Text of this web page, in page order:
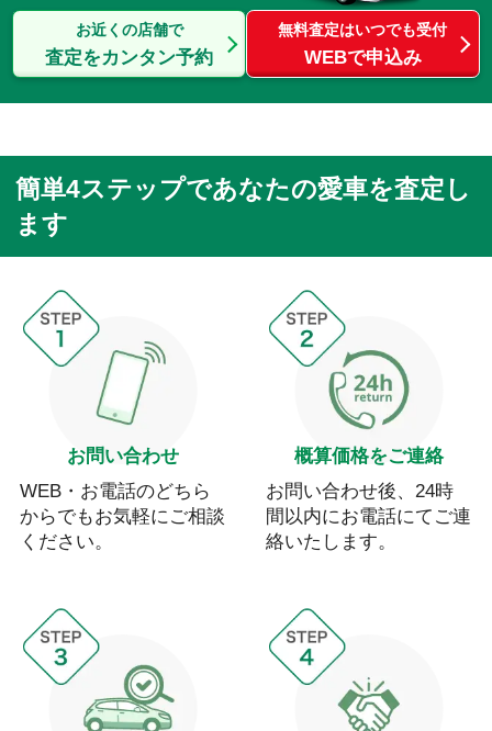
お近くの店舗で
査定をカンタン予約
無料査定はいつでも受付
WEBで申込み
簡単4ステップであなたの愛車を査定し
ます
お問い合わせ
WEB・お電話のどちら
からでもお気軽にご相談
ください。
概算価格をご連絡
お問い合わせ後、24時
間以内にお電話にてご連
絡いたします。